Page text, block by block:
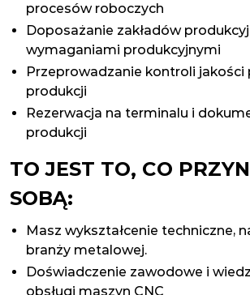
procesów roboczych
Doposażanie zakładów
wymaganiami produkcyjnymi
Przeprowadzanie kontroli jakości
produkcji
Rezerwacja na terminalu i
produkcji
TO JEST TO, CO
SOBĄ:
Masz wykształcenie techniczne,
branży metalowej.
Doświadczenie zawodowe i
obsługi maszyn CNC